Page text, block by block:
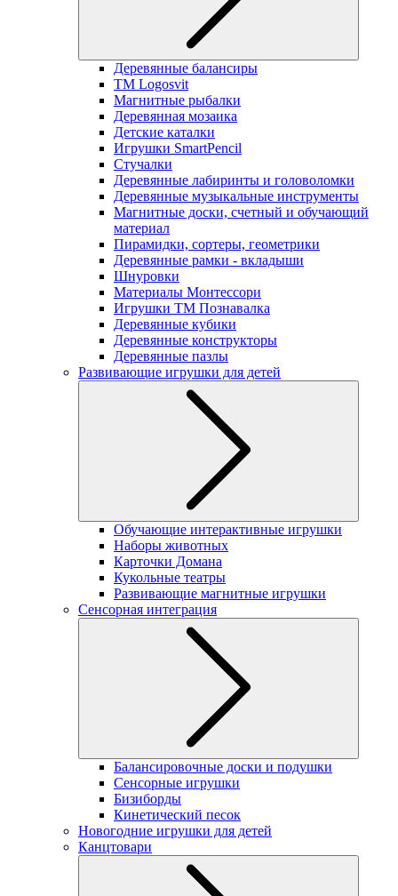
Деревянные балансиры
TM Logosvit
Магнитные рыбалки
Деревянная мозаика
Детские каталки
Игрушки SmartPencil
Стучалки
Деревянные лабиринты и головоломки
Деревянные музыкальные инструменты
Магнитные доски, счетный и обучающий
материал
Пирамидки, сортеры, геометрики
Деревянные рамки - вкладыши
Шнуровки
Материалы Монтессори
Игрушки ТМ Познавалка
Деревянные кубики
Деревянные конструкторы
Деревянные пазлы
Развивающие игрушки для детей
Обучающие интерактивные игрушки
Наборы животных
Карточки Домана
Кукольные театры
Развивающие магнитные игрушки
Сенсорная интеграция
Балансировочные доски и подушки
Сенсорные игрушки
Бизиборды
Кинетический песок
Новогодние игрушки для детей
Канцтовари